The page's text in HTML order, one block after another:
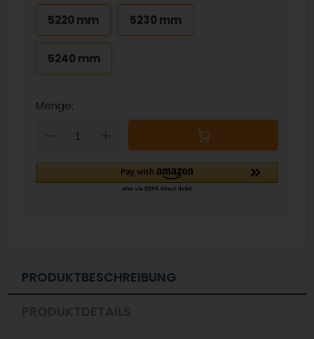
5220 mm 5230 mm
5240 mm
Menge:
Down
PRODUKTBESCHREIBUNG